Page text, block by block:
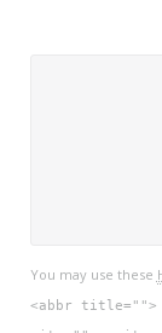
You may use these
<abbr title="">